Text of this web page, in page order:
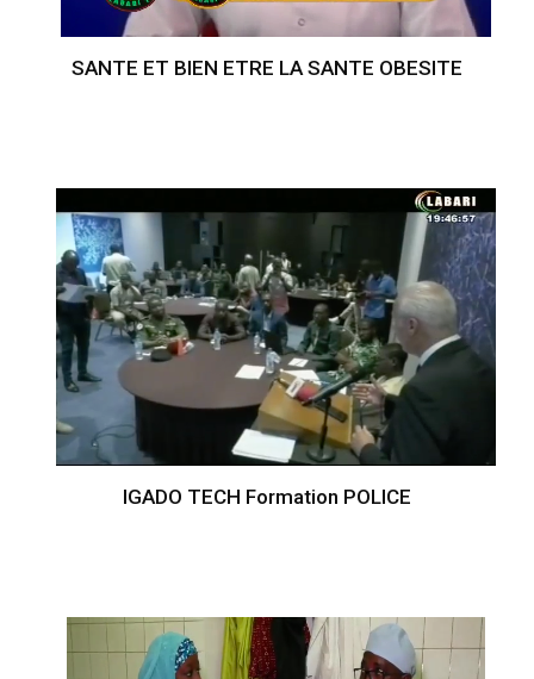
SANTE ET BIEN ETRE LA SANTE OBESITE
IGADO TECH Formation POLICE